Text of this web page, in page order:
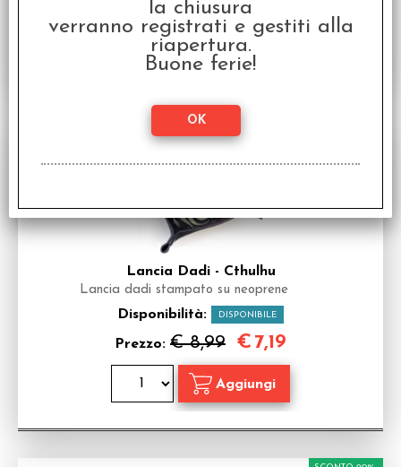
Prezzo:
Lancia Dadi - Cthulhu
Lancia dadi stampato su neoprene
Disponibilità: DISPONIBILE
Prezzo: € 8,99 € 7,19
la chiusura
verranno registrati e gestiti alla
riapertura.
Buone ferie!